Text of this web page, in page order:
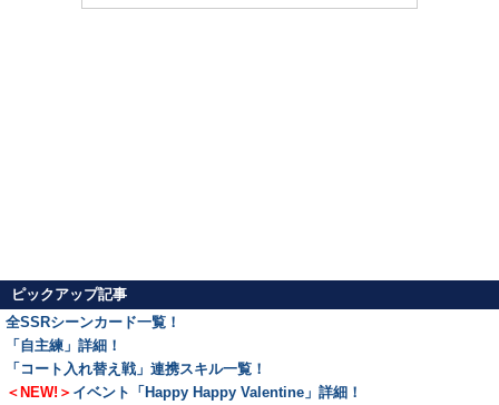
ピックアップ記事
全SSRシーンカード一覧！
「自主練」詳細！
「コート入れ替え戦」連携スキル一覧！
＜NEW!＞ イベント「Happy Happy Valentine」詳細！